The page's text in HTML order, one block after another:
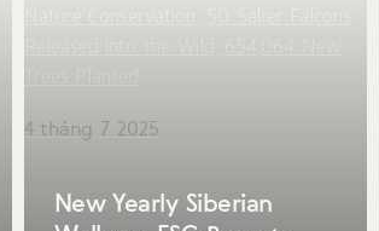
New Yearly Siberian
4 tháng 7 2025